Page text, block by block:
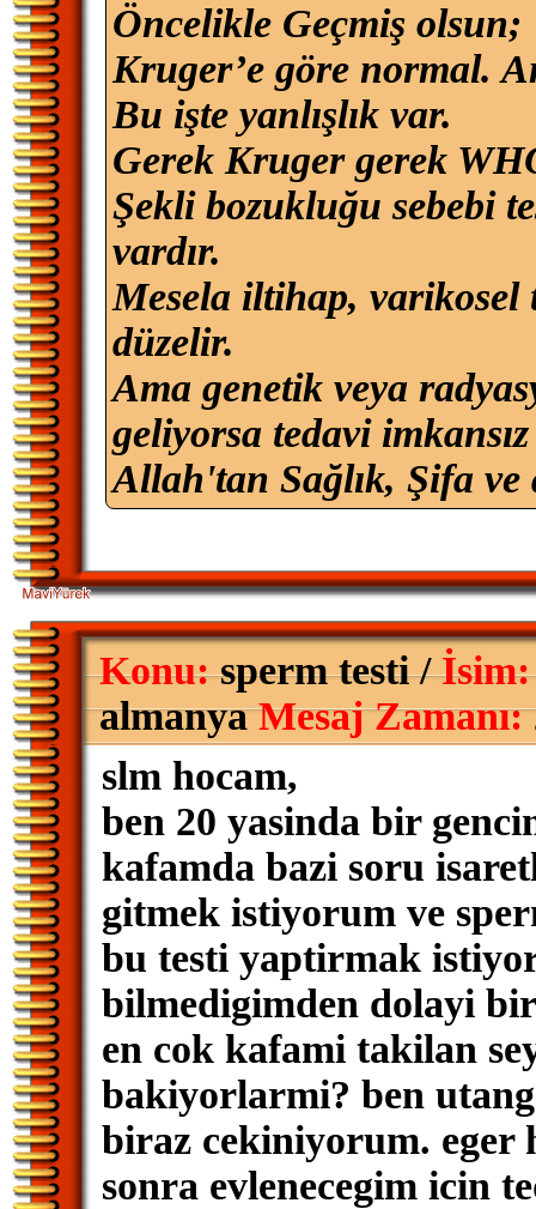
Öncelikle Geçmiş olsun;
Kruger’e göre normal.
Bu işte yanlışlık var.
Gerek Kruger gerek
Şekli bozukluğu sebebi
vardır.
Mesela iltihap,
düzelir.
Ama genetik veya
geliyorsa tedavi
Allah'tan Sağlık, Şifa
Konu:sperm testi /İsim:
almanyaMesaj Zamanı:
slm hocam,
ben 20 yasinda bir
kafamda bazi soru
gitmek istiyorum ve
bu testi yaptirmak
bilmedigimden dolayi
en cok kafami takilan
bakiyorlarmi? ben
biraz cekiniyorum. eger
sonra evlenecegim icin